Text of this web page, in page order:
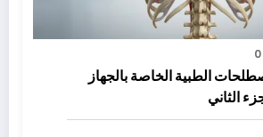
0
11:المصطلحات الطبية الخاصة بالجهاز
الثاني